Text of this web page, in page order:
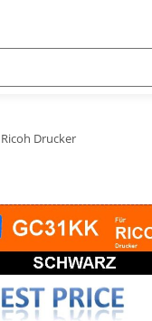
Drucker